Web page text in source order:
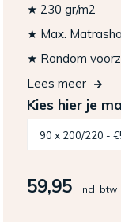
★ 230 gr/m2
★ Max.
★ Rondom
Lees meer
Kies hier je
59,95 Incl. btw